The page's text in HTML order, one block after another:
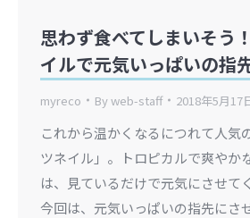
思わず食べてしまいそう
イルで元気いっぱいの指
myreco Byweb-staff 2018年5月17
これから温かくなるにつれて人気
ツネイル」。トロピカルで爽やか
は、見ているだけで元気にさせ
今回は、元気いっぱいの指先にさ